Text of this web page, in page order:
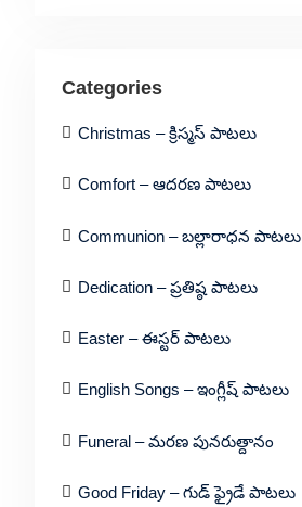
Categories
Christmas – క్రిస్మస్ పాటలు
Comfort – ఆదరణ పాటలు
Communion – బల్లారాధన పాటలు
Dedication – ప్రతిష్ఠ పాటలు
Easter – ఈస్టర్ పాటలు
English Songs – ఇంగ్లీష్ పాటలు
Funeral – మరణ పునరుత్దానం
Good Friday – గుడ్ ఫ్రైడే పాటలు